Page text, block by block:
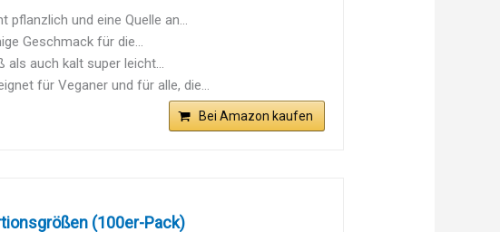
und eine Quelle an...
Geschmack für die...
auch kalt super leicht...
für Veganer und für alle, die...
Bei Amazon kaufen
(100er-Pack)